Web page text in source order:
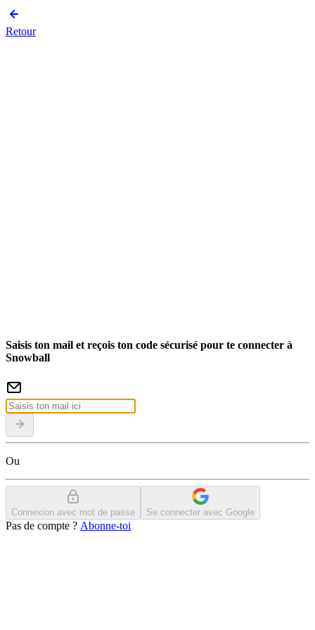
Retour
Saisis ton mail et reçois ton code sécurisé pour te connecter à
Snowball
Ou
Connexion avec mot de passe Se connecter avec Google
Pas de compte ? Abonne-toi